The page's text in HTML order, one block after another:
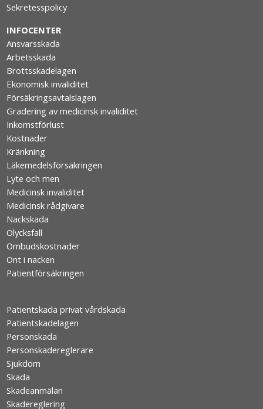
Sekretesspolicy
INFOCENTER
Ansvarsskada
Arbetsskada
Brottsskadelagen
Ekonomisk invaliditet
Försäkringsavtalslagen
Gradering av medicinsk invaliditet
Inkomstförlust
Kostnader
Kränkning
Läkemedelsförsäkringen
Lyte och men
Medicinsk invaliditet
Medicinsk rådgivare
Nackskada
Olycksfall
Ombudskostnader
Ont i nacken
Patientförsäkringen
Patientskada privat vårdskada
Patientskadelagen
Personskada
Personskadereglerare
Sjukdom
Skada
Skadeanmälan
Skadereglering